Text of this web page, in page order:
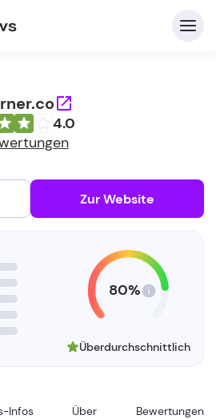
4.0
Zur Website
Infos Über Bewertungen
80%
Überdurchschnittlich